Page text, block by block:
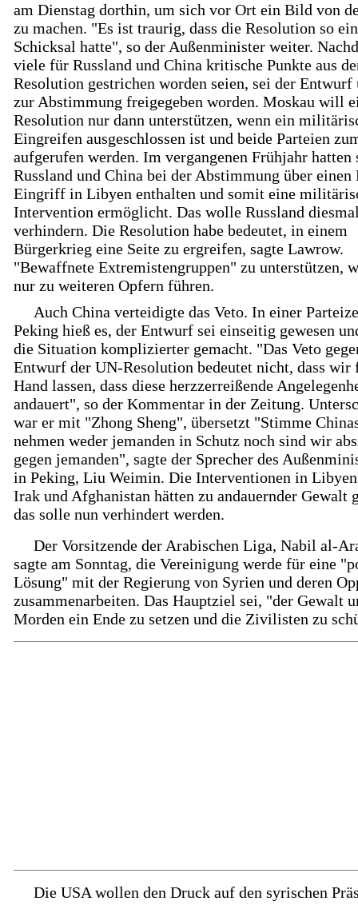
am Dienstag dorthin, um sich vor Ort ein Bild von
zu machen. "Es ist traurig, dass die Resolution so ein
Schicksal hatte", so der Außenminister weiter.
viele für Russland und China kritische Punkte aus
Resolution gestrichen worden seien, sei der
zur Abstimmung freigegeben worden. Moskau will
Resolution nur dann unterstützen, wenn ein
Eingreifen ausgeschlossen ist und beide Parteien
aufgerufen werden. Im vergangenen Frühjahr hatten
Russland und China bei der Abstimmung über einen
Eingriff in Libyen enthalten und somit eine
Intervention ermöglicht. Das wolle Russland
verhindern. Die Resolution habe bedeutet, in einem
Bürgerkrieg eine Seite zu ergreifen, sagte Lawrow.
"Bewaffnete Extremistengruppen" zu unterstützen,
nur zu weiteren Opfern führen.
Auch China verteidigte das Veto. In einer
Peking hieß es, der Entwurf sei einseitig gewesen
die Situation komplizierter gemacht. "Das Veto
Entwurf der UN-Resolution bedeutet nicht, dass wir
Hand lassen, dass diese herzzerreißende
andauert", so der Kommentar in der Zeitung.
war er mit "Zhong Sheng", übersetzt "Stimme
nehmen weder jemanden in Schutz noch sind wir
gegen jemanden", sagte der Sprecher des
in Peking, Liu Weimin. Die Interventionen in
Irak und Afghanistan hätten zu andauernder Gewalt
das solle nun verhindert werden.
Der Vorsitzende der Arabischen Liga, Nabil al-
sagte am Sonntag, die Vereinigung werde für eine
Lösung" mit der Regierung von Syrien und deren
zusammenarbeiten. Das Hauptziel sei, "der Gewalt
Morden ein Ende zu setzen und die Zivilisten zu
Die USA wollen den Druck auf den syrischen